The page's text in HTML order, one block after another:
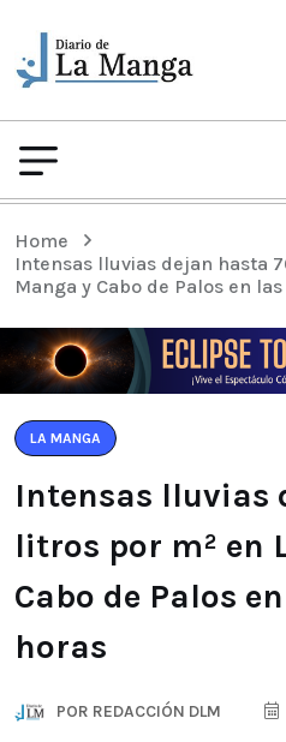
Home
Intensas lluvias dejan hasta
Manga y Cabo de Palos en
LA MANGA
Intensas lluvias
litros por m² en
Cabo de Palos
horas
POR REDACCIÓN DLM